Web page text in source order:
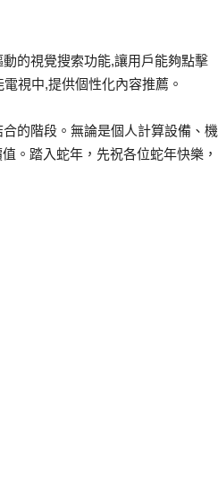
的視覺搜索功能,讓用戶能夠點擊
視中,提供個性化內容推薦。
的階段。無論是個人計算設備、機
。踏入蛇年，先祝各位蛇年快樂，